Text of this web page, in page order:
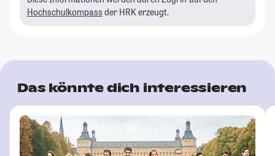
Hochschulkompass der HRK erzeugt.
Das könnte dich interessieren